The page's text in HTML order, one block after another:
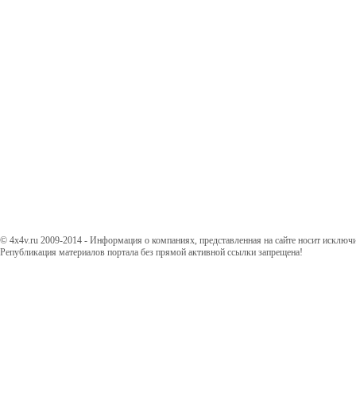
© 4x4v.ru 2009-2014 - Информация о компаниях, представленная на сайте носит
Републикация материалов портала без прямой активной ссылки запрещена!